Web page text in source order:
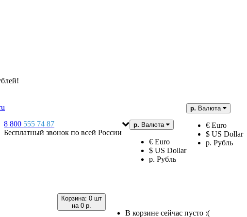
р. Валюта
€ Euro
$ US Dollar
р. Рубль
р. Валюта
€ Euro
$ US Dollar
р. Рубль
8 800 555 74 87
Бесплатный звонок по всей России
Корзина: 0 шт
на 0 р.
В корзине сейчас пусто :(